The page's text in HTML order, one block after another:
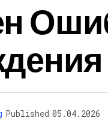
Published 05.04.2026